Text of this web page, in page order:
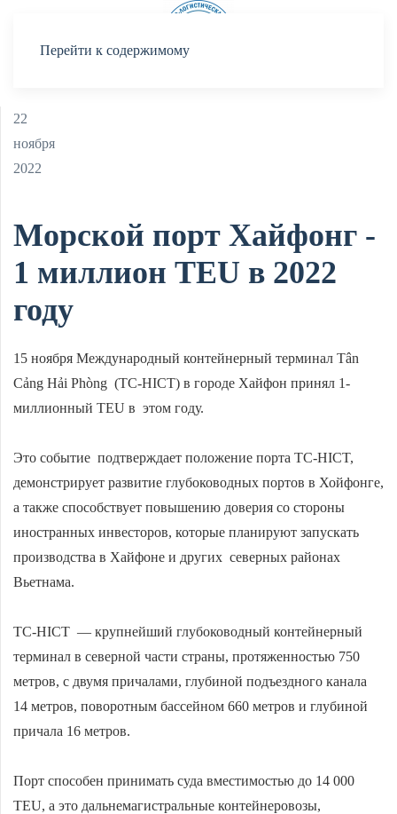
Перейти к содержимому
22
ноября
2022
Морской порт Хайфонг -
1 миллион TEU в 2022
году
15 ноября Международный контейнерный терминал Tân
Cảng Hải Phòng (TC-HICT) в городе Хайфон принял 1-
миллионный TEU в этом году.
Это событие подтверждает положение порта TC-HICT,
демонстрирует развитие глубоководных портов в Хойфонге,
а также способствует повышению доверия со стороны
иностранных инвесторов, которые планируют запускать
производства в Хайфоне и других северных районах
Вьетнама.
TC-HICT — крупнейший глубоководный контейнерный
терминал в северной части страны, протяженностью 750
метров, с двумя причалами, глубиной подъездного канала
14 метров, поворотным бассейном 660 метров и глубиной
причала 16 метров.
Порт способен принимать суда вместимостью до 14 000
TEU, а это дальнемагистральные контейнеровозы,